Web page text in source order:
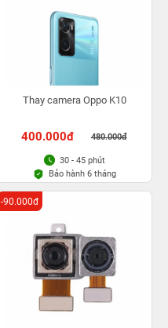
Thay camera Oppo K10
400.000đ 480.000đ
30 - 45 phút
Bảo hành 6 tháng
-90.000đ